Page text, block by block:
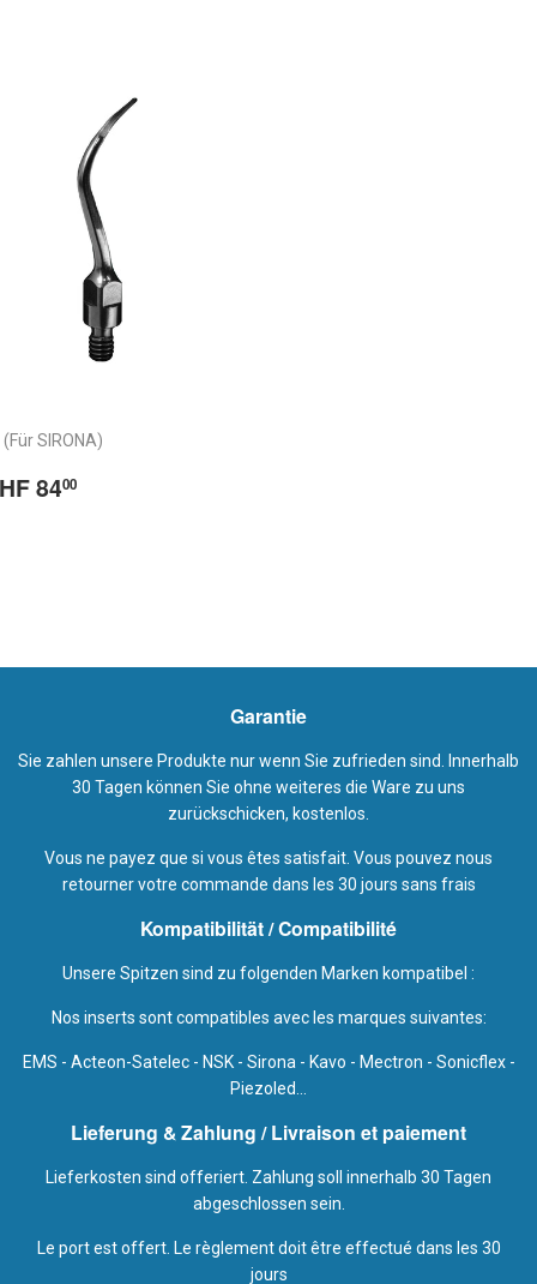
(Für SIRONA)
8400
Garantie
Sie zahlen unsere Produkte nur wenn Sie zufrieden sind. Innerhalb
30 Tagen können Sie ohne weiteres die Ware zu uns
zurückschicken, kostenlos.
Vous ne payez que si vous êtes satisfait. Vous pouvez nous
retourner votre commande dans les 30 jours sans frais
Kompatibilität / Compatibilité
Unsere Spitzen sind zu folgenden Marken kompatibel :
Nos inserts sont compatibles avec les marques suivantes:
EMS - Acteon-Satelec - NSK - Sirona - Kavo - Mectron - Sonicflex -
Piezoled...
Lieferung & Zahlung / Livraison et paiement
Lieferkosten sind offeriert. Zahlung soll innerhalb 30 Tagen
abgeschlossen sein.
Le port est offert. Le règlement doit être effectué dans les 30
jours